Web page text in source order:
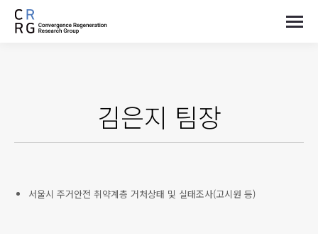
김은지 팀장
서울시 주거안전 취약계층 거처상태 및 실태조사(고시원 등)